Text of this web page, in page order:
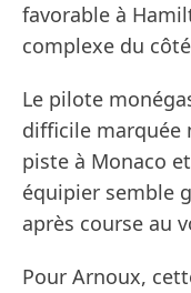
favorable à
complexe du
Le pilote
difficile marquée
piste à Monaco
équipier semble
après course au
Pour Arnoux,